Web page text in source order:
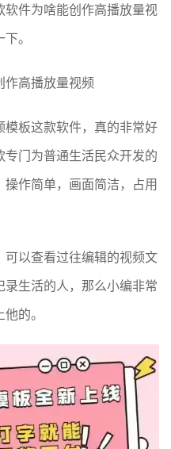
件为啥能创作高播放量视
。
作高播放量视频
板这款软件，真的非常好
门为普通生活民众开发的
作简单，画面简洁，占用
可以查看过往编辑的视频文
生活的人，那么小编非常
他的。